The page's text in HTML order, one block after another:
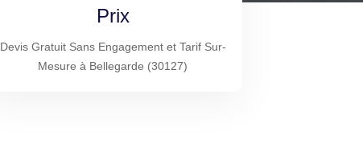
Prix
Devis Gratuit Sans Engagement et Tarif Sur-
Mesure à Bellegarde (30127)